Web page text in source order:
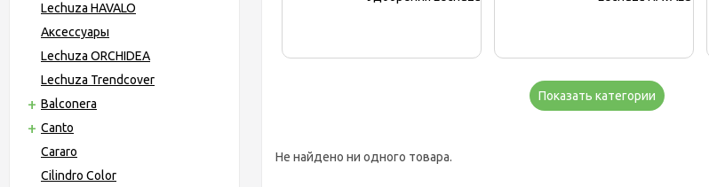
Lechuza HAVALO
Аксессуары
Lechuza ORCHIDEA
Lechuza Trendcover
Balconera
Canto
Cararo
Cilindro Color
Показать категории
Не найдено ни одного товара.